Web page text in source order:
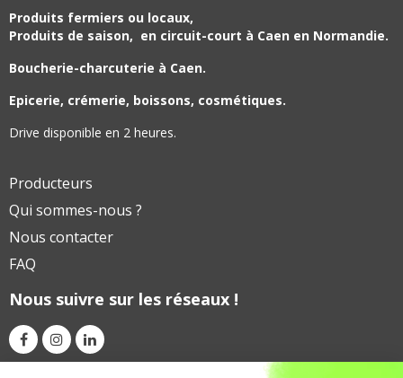
Produits fermiers ou locaux,
Produits de saison, en circuit-court à Caen en Normandie.
Boucherie-charcuterie à Caen.
Epicerie, crémerie, boissons, cosmétiques.
Drive disponible en 2 heures.
Producteurs
Qui sommes-nous ?
Nous contacter
FAQ
Nous suivre sur les réseaux !